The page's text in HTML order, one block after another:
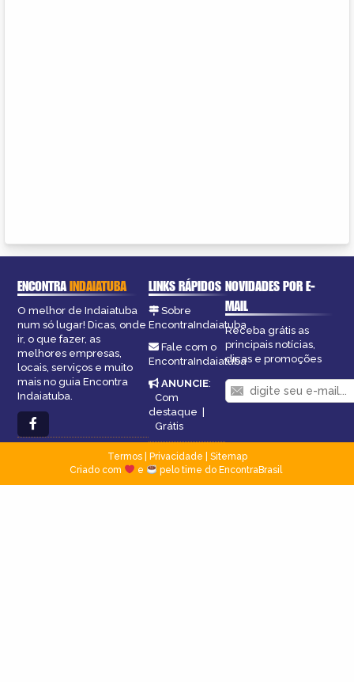
ENCONTRAINDAIATUBA
O melhor de Indaiatuba
num só lugar! Dicas, onde
ir, o que fazer, as
melhores empresas,
locais, serviços e muito
mais no guia Encontra
Indaiatuba.
LINKS RÁPIDOS
Sobre
EncontraIndaiatuba
Fale com o
EncontraIndaiatuba
ANUNCIE:
Com
destaque |
Grátis
NOVIDADES POR E-
MAIL
Receba grátis as
principais notícias,
dicas e promoções
Termos| Privacidade
Sitemap
Criado com
e pelo time do EncontraBrasil